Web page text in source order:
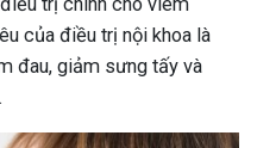
trị chính cho viêm
của điều trị nội khoa là
đau, giảm sưng tấy và